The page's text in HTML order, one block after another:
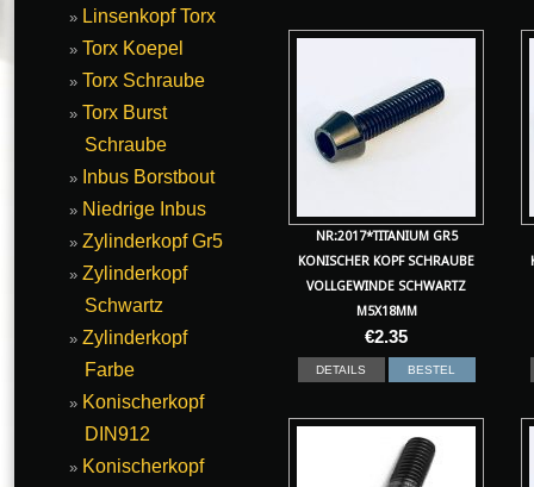
NR:2017*TITANIUM GR5
KONISCHER KOPF SCHRAUBE
VOLLGEWINDE SCHWARTZ
M5X18MM
€2.35
DETAILS BESTEL
Linsenkopf Torx
Torx Koepel
Torx Schraube
Torx Burst
Schraube
Inbus Borstbout
Niedrige Inbus
Zylinderkopf Gr5
Zylinderkopf
Schwartz
Zylinderkopf
Farbe
Konischerkopf
DIN912
Konischerkopf